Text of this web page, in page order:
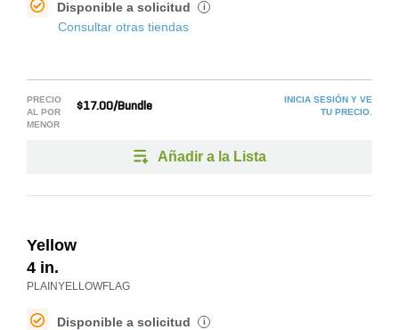
Disponible a solicitud i
Consultar otras tiendas
PRECIO
AL POR
MENOR
$17.00/Bundle
INICIA SESIÓN Y VE
TU PRECIO.
Añadir a la Lista
Yellow
4 in.
PLAINYELLOWFLAG
Disponible a solicitud i